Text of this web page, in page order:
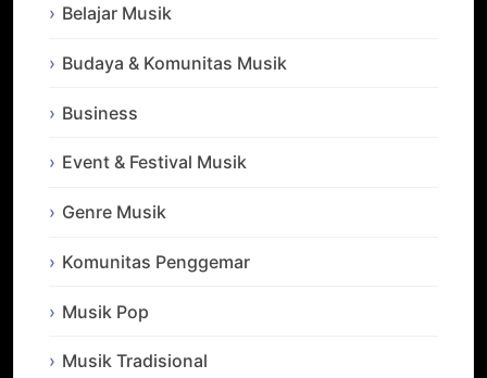
Belajar Musik
Budaya & Komunitas Musik
Business
Event & Festival Musik
Genre Musik
Komunitas Penggemar
Musik Pop
Musik Tradisional